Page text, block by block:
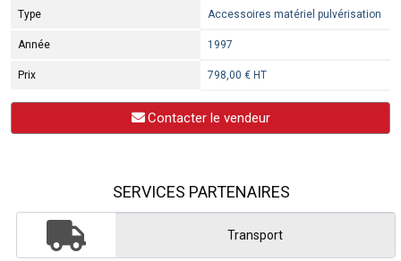
Type Accessoires matériel pulvérisation
Année 1997
Prix 798,00 € HT
Contacter le vendeur
SERVICES PARTENAIRES
Transport